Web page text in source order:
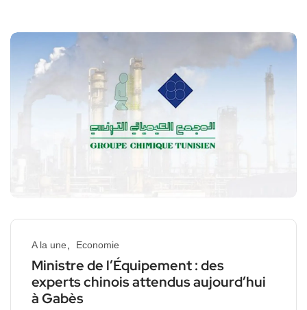
A la une Economie
Ministre de l’Équipement : des
experts chinois attendus aujourd’hui
à Gabès